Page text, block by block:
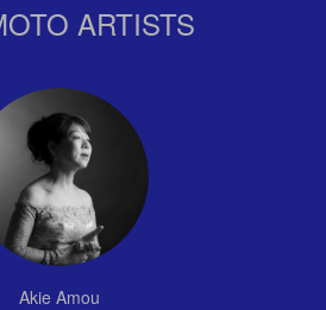
ARTISTS
Akie Amou